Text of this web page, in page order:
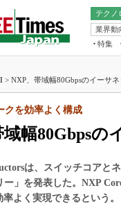
テクノ
電池／エネルギー
アナ
マイ
業界動
特集
福田昭の
大山聡の
リタイア直
学漂流記
電
> NXP、帯域幅80Gbpsのイーサ
域幅80Gbps
クを効率よく構成
は、スイッチコアと
ー」を発表した。NXP
よく実現できるという。